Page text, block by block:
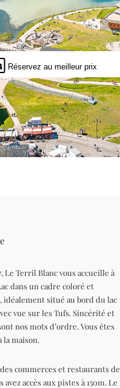
Réservez au meilleur prix
Le Terril Blanc vous accueille à
dans un cadre coloré et
idéalement situé au bord du lac
vue sur les Tufs. Sincérité et
nos mots d’ordre. Vous êtes
la maison.
commerces et restaurants de
avez accès aux pistes à 150m. Le